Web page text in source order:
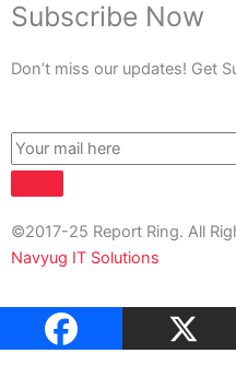
Subscribe Now
Don’t miss our updates! Get
©2017-25 Report Ring. All
Navyug IT Solutions
About Us